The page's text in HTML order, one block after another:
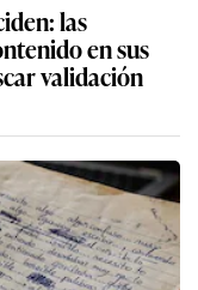
las
en sus
validación